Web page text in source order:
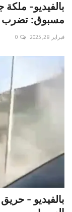
بالفيديو-
مسبوق: تضرب
فبراير 28, 2025 0
بالفيديو -